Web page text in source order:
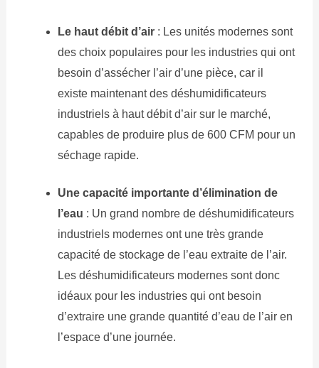
Le haut débit d’air: Les unités modernes sont
des choix populaires pour les industries qui ont
besoin d’assécher l’air d’une pièce, car il
existe maintenant des déshumidificateurs
industriels à haut débit d’air sur le marché,
capables de produire plus de 600 CFM pour un
séchage rapide.
Une capacité importante d’élimination de
l’eau : Un grand nombre de déshumidificateurs
industriels modernes ont une très grande
capacité de stockage de l’eau extraite de l’air.
Les déshumidificateurs modernes sont donc
idéaux pour les industries qui ont besoin
d’extraire une grande quantité d’eau de l’air en
l’espace d’une journée.